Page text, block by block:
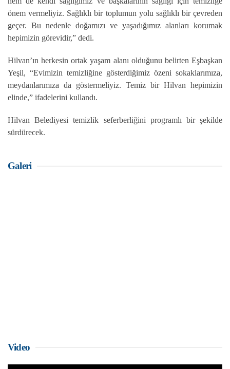
önem vermeliyiz. Sağlıklı bir toplumun yolu sağlıklı bir çevreden
geçer. Bu nedenle doğamızı ve yaşadığımız alanları korumak
hepimizin görevidir,” dedi.
Hilvan’ın herkesin ortak yaşam alanı olduğunu belirten Eşbaşkan
Yeşil, “Evimizin temizliğine gösterdiğimiz özeni sokaklarımıza,
meydanlarımıza da göstermeliyiz. Temiz bir Hilvan hepimizin
elinde,” ifadelerini kullandı.
Hilvan Belediyesi temizlik seferberliğini programlı bir şekilde
sürdürecek.
Galeri
Video